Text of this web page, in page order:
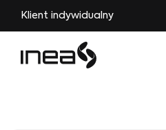
Klient indywidualny